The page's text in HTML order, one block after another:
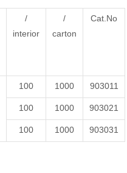
/
interior
/
carton
Cat.No
100 1000 903011
100 1000 903021
100 1000 903031